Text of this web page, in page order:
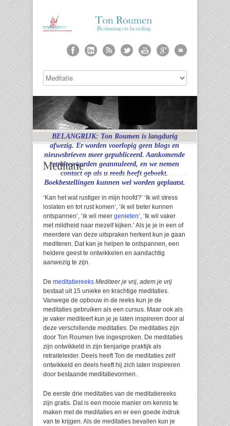
BELANGRIJK: Ton Roumen is langdurig
afwezig. Er worden voorlopig geen blogs en
nieuwsbrieven meer gepubliceerd. Aankomende
retraites worden geannuleerd, en we nemen
contact op als u reeds heeft geboekt.
Boekbestellingen kunnen wel worden geplaatst.
‘Kan het wat rustiger in mijn hoofd?’ ‘Ik wil stress
loslaten en tot rust komen’, ‘ik wil beter kunnen
ontspannen’, ‘ik wil meer genieten’, ‘Ik wil vaker
met mildheid naar mezelf kijken.’ Als je je in een of
meerdere van deze uitspraken herkent kun je gaan
mediteren. Dat kan je helpen te ontspannen, een
heldere geest te ontwikkelen en aandachtig
aanwezig te zijn.
De meditatiereeks Mediteer je vrij, adem je vrij
bestaat uit 15 unieke en krachtige meditaties.
Vanwege de opbouw in de reeks kun je de
meditaties gebruiken als een cursus. Maar ook als
je vaker mediteert kun je je laten inspireren door al
deze verschillende meditaties. De meditaties zijn
door Ton Roumen live ingesproken. De meditaties
zijn ontwikkeld in zijn tienjarige praktijk als
retraiteleider. Deels heeft Ton de meditaties zelf
ontwikkeld en deels heeft hij zich laten inspireren
door bestaande meditatievormen.
De eerste drie meditaties van de meditatiereeks
zijn gratis. Dat is een mooie manier om kennis te
maken met de meditaties en er een goede indruk
van te krijgen. Als de meditaties bevallen kun je